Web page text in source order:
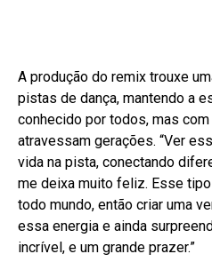
A produção do remix trouxe
pistas de dança, mantendo a
conhecido por todos, mas
atravessam gerações. “Ver
vida na pista, conectando
me deixa muito feliz. Esse
todo mundo, então criar uma
essa energia e ainda
incrível, e um grande prazer.”